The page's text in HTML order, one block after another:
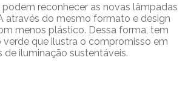
reconhecer as novas lâmpadas
através do mesmo formato e design
menos plástico. Dessa forma, tem
que ilustra o compromisso em
iluminação sustentáveis.